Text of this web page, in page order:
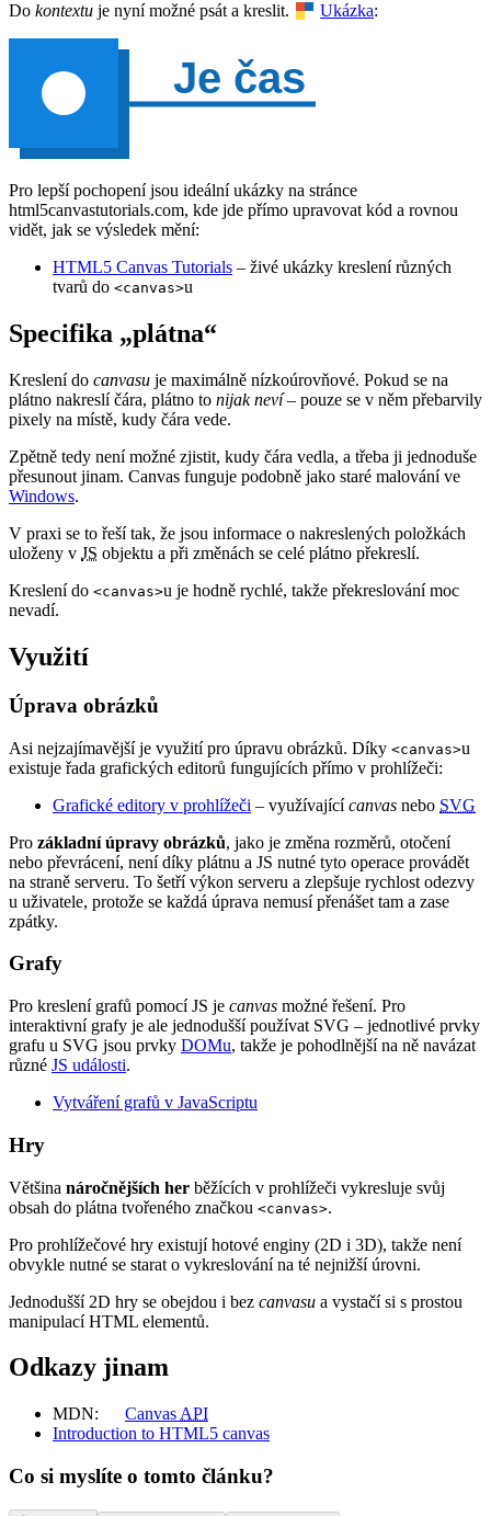
Do kontextu je nyní možné psát a kreslit. Ukázka:
Pro lepší pochopení jsou ideální ukázky na stránce
html5canvastutorials.com, kde jde přímo upravovat kód a rovnou
vidět, jak se výsledek mění:
HTML5 Canvas Tutorials – živé ukázky kreslení různých
tvarů do <canvas>u
Specifika „plátna“
Kreslení do canvasu je maximálně nízkoúrovňové. Pokud se na
plátno nakreslí čára, plátno to nijak neví– pouze se v něm přebarvily
pixely na místě, kudy čára vede.
Zpětně tedy není možné zjistit, kudy čára vedla, a třeba ji jednoduše
přesunout jinam. Canvas funguje podobně jako staré malování ve
Windows.
V praxi se to řeší tak, že jsou informace o nakreslených položkách
uloženy v JS objektu a při změnách se celé plátno překreslí.
Kreslení do <canvas>u je hodně rychlé, takže překreslování moc
nevadí.
Využití
Úprava obrázků
Asi nejzajímavější je využití pro úpravu obrázků. Díky <canvas>u
existuje řada grafických editorů fungujících přímo v prohlížeči:
Grafické editory v prohlížeči – využívajícícanvas nebo SVG
Pro základní úpravy obrázků, jako je změna rozměrů, otočení
nebo převrácení, není díky plátnu a JS nutné tyto operace provádět
na straně serveru. To šetří výkon serveru a zlepšuje rychlost odezvy
u uživatele, protože se každá úprava nemusí přenášet tam a zase
zpátky.
Grafy
Pro kreslení grafů pomocí JS je canvas možné řešení. Pro
interaktivní grafy je ale jednodušší používat SVG – jednotlivé prvky
grafu u SVG jsou prvky DOMu, takže je pohodlnější na ně navázat
různé JS události.
Vytváření grafů v JavaScriptu
Hry
Většina náročnějších her běžících v prohlížeči vykresluje svůj
obsah do plátna tvořeného značkou <canvas>.
Pro prohlížečové hry existují hotové enginy (2D i 3D), takže není
obvykle nutné se starat o vykreslování na té nejnižší úrovni.
Jednodušší 2D hry se obejdou i bez canvasu a vystačí si s prostou
manipulací HTML elementů.
Odkazy jinam
MDN: Canvas API
Introduction to HTML5 canvas
Co si myslíte o tomto článku?